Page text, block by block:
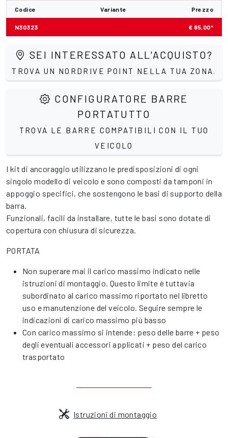
Codice Variante Prezzo
N30323 € 85,00*
SEI INTERESSATO ALL'ACQUISTO?
TROVA UN NORDRIVE POINT NELLA TUA ZONA.
CONFIGURATORE BARRE
PORTATUTTO
TROVA LE BARRE COMPATIBILI CON IL TUO
VEICOLO
I kit di ancoraggio utilizzano le predisposizioni di ogni
singolo modello di veicolo e sono composti da tamponi in
appoggio specifici, che sostengono le basi di supporto della
barra.
Funzionali, facili da installare, tutte le basi sono dotate di
copertura con chiusura di sicurezza.
PORTATA
Non superare mai il carico massimo indicato nelle
istruzioni di montaggio. Questo limite è tuttavia
subordinato al carico massimo riportato nel libretto
uso e manutenzione del veicolo. Seguire sempre le
indicazioni di carico massimo più basso
Con carico massimo si intende: peso delle barre + peso
degli eventuali accessori applicati + peso del carico
trasportato
Istruzioni di montaggio